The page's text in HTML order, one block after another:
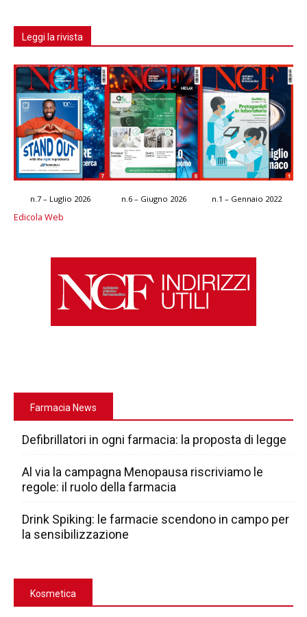
Leggi la rivista
n.7 – Luglio 2026 n.6 – Giugno 2026 n.1 – Gennaio 2022
Edicola Web
Farmacia News
Defibrillatori in ogni farmacia: la proposta di legge
Al via la campagna Menopausa riscriviamo le
regole: il ruolo della farmacia
Drink Spiking: le farmacie scendono in campo per
la sensibilizzazione
Kosmetica